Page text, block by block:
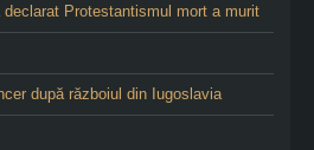
Protestantismul mort a murit
după războiul din Iugoslavia